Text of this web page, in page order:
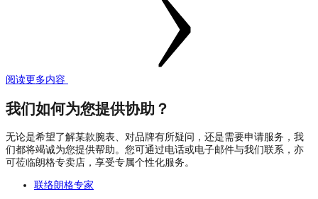
阅读更多内容
我们如何为您提供协助？
无论是希望了解某款腕表、对品牌有所疑问，还是需要申请服务，我
们都将竭诚为您提供帮助。您可通过电话或电子邮件与我们联系，亦
可莅临朗格专卖店，享受专属个性化服务。
联络朗格专家